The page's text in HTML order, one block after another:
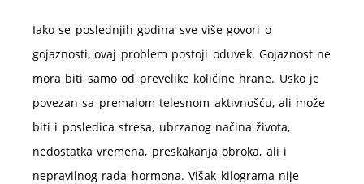
Iako se poslednjih godina sve više govori o
gojaznosti, ovaj problem postoji oduvek. Gojaznost ne
mora biti samo od prevelike količine hrane. Usko je
povezan sa premalom telesnom aktivnošću, ali može
biti i posledica stresa, ubrzanog načina života,
nedostatka vremena, preskakanja obroka, ali i
nepravilnog rada hormona. Višak kilograma nije